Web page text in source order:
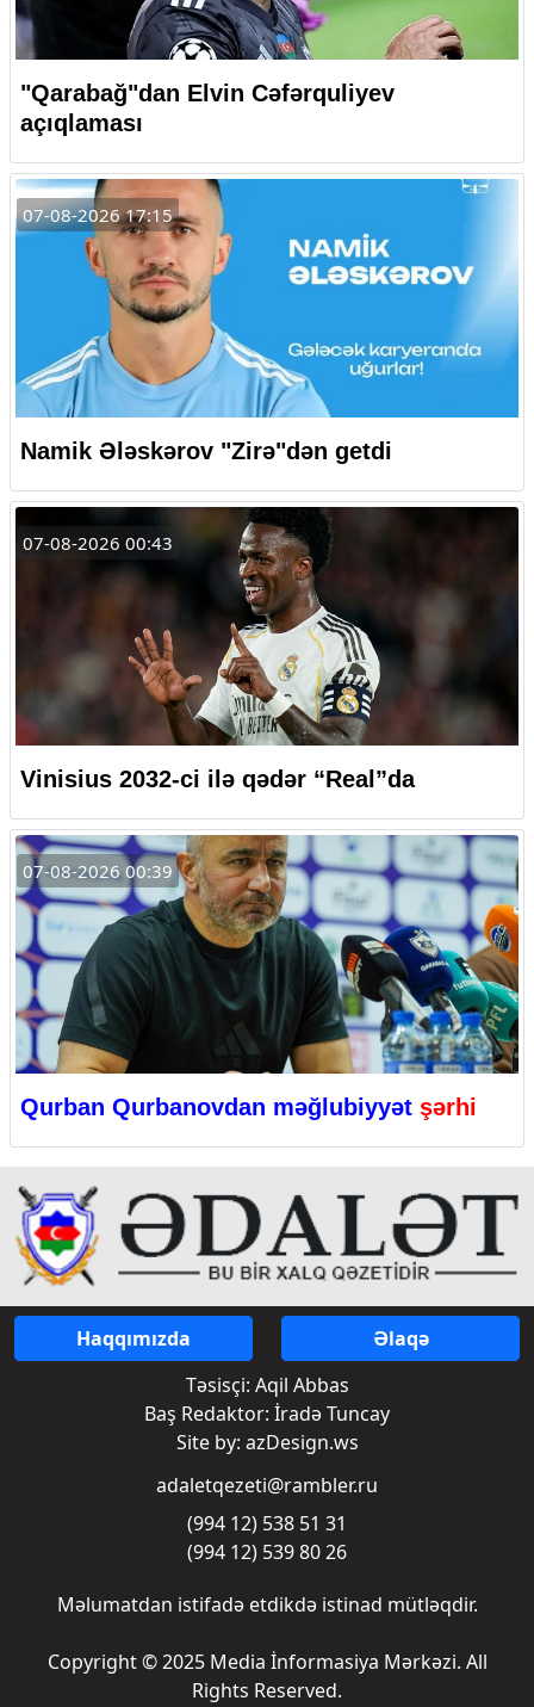
"Qarabağ"dan Elvin Cəfərquliyev
açıqlaması
07-08-2026 17:15
Namik Ələskərov "Zirə"dən getdi
07-08-2026 00:43
Vinisius 2032-ci ilə qədər “Real”da
07-08-2026 00:39
Qurban Qurbanovdan məğlubiyyət şərhi
Haqqımızda
Əlaqə
Təsisçi: Aqil Abbas
Baş Redaktor: İradə Tuncay
Site by: azDesign.ws
adaletqezeti@rambler.ru
(994 12) 538 51 31
(994 12) 539 80 26
Məlumatdan istifadə etdikdə istinad mütləqdir.
Copyright © 2025 Media İnformasiya Mərkəzi. All
Rights Reserved.